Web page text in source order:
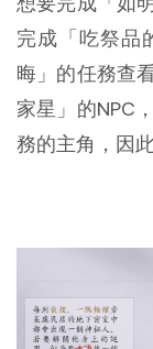
完成「吃祭品
晦」的任務查
家星」的NPC
務的主角，因